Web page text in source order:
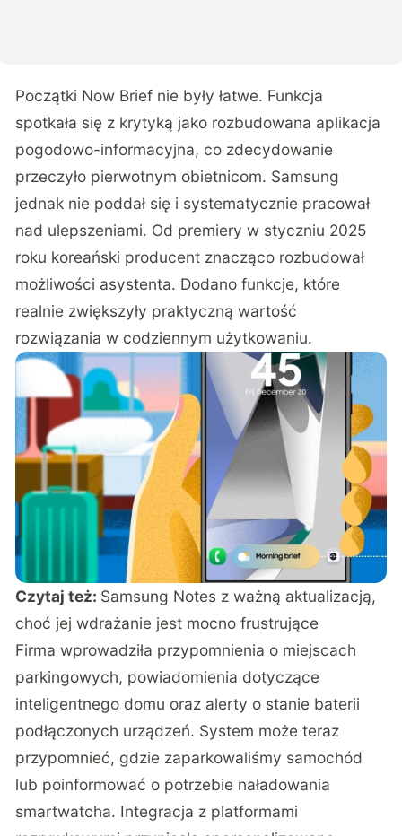
Początki Now Brief nie były łatwe. Funkcja
spotkała się z krytyką jako rozbudowana aplikacja
pogodowo-informacyjna, co zdecydowanie
przeczyło pierwotnym obietnicom. Samsung
jednak nie poddał się i systematycznie pracował
nad ulepszeniami. Od premiery w styczniu 2025
roku koreański producent znacząco rozbudował
możliwości asystenta. Dodano funkcje, które
realnie zwiększyły praktyczną wartość
rozwiązania w codziennym użytkowaniu.
Czytaj też: Samsung Notes z ważną aktualizacją,
choć jej wdrażanie jest mocno frustrujące
Firma wprowadziła przypomnienia o miejscach
parkingowych, powiadomienia dotyczące
inteligentnego domu oraz alerty o stanie baterii
podłączonych urządzeń. System może teraz
przypomnieć, gdzie zaparkowaliśmy samochód
lub poinformować o potrzebie naładowania
smartwatcha. Integracja z platformami